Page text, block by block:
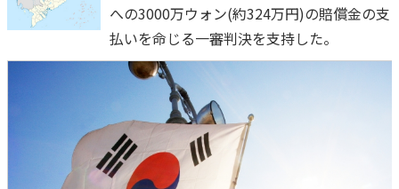
への3000万ウォン(約324万円)の賠償金の支
払いを命じる一審判決を支持した。